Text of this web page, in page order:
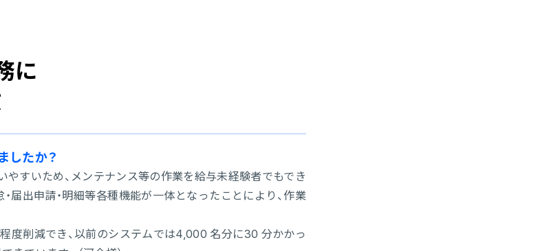
に
したか？
やすいため、メンテナンス等の作業を給与未経験者でもでき
届出申請・明細等各種機能が一体となったことにより、作業
度削減でき、以前のシステムでは4,000 名分に30 分かかっ